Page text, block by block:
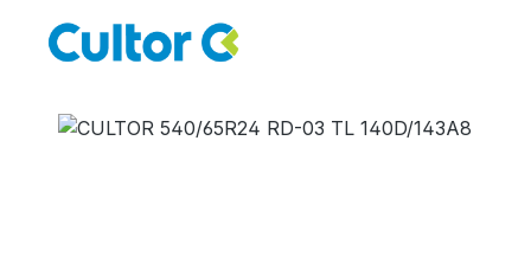
Bildergalerie überspringen